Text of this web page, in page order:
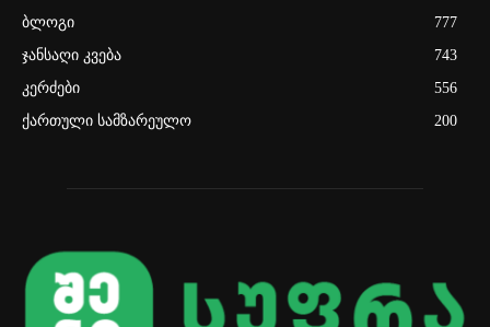
ბლოგი
777
ჯანსაღი კვება
743
კერძები
556
ქართული სამზარეულო
200